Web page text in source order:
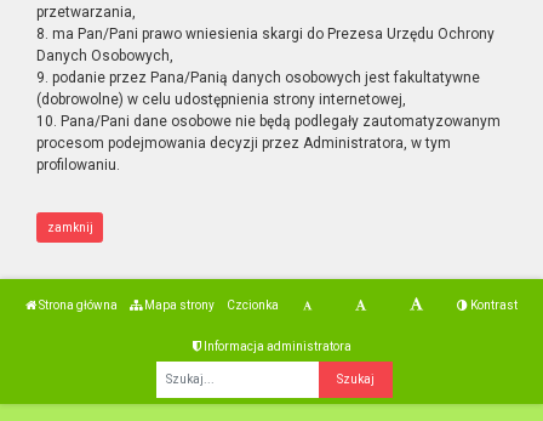
przetwarzania,
8. ma Pan/Pani prawo wniesienia skargi do Prezesa Urzędu Ochrony
Danych Osobowych,
9. podanie przez Pana/Panią danych osobowych jest fakultatywne
(dobrowolne) w celu udostępnienia strony internetowej,
10. Pana/Pani dane osobowe nie będą podlegały zautomatyzowanym
procesom podejmowania decyzji przez Administratora, w tym
profilowaniu.
zamknij
Strona główna Mapa strony Czcionka Kontrast
Informacja administratora